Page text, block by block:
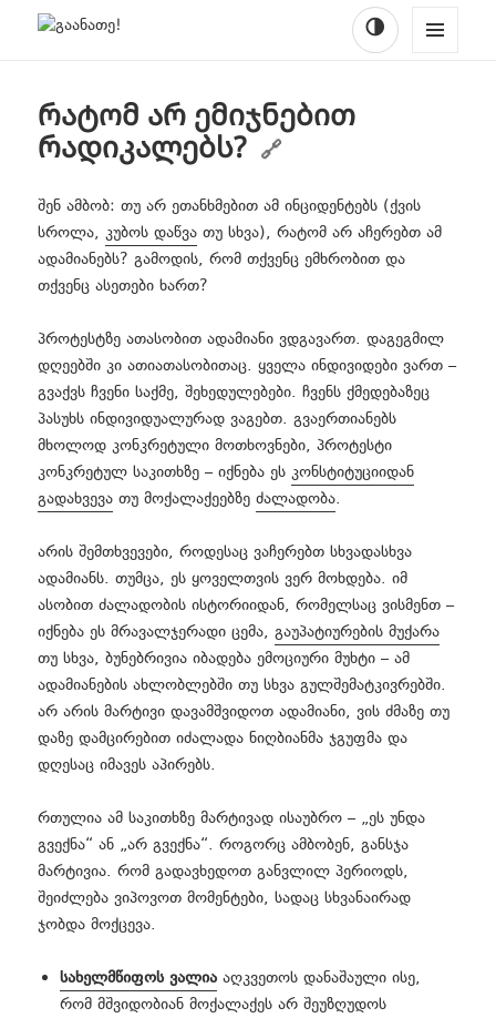
🌗ᲩᲐᲐᲑᲜᲔᲚᲔ
❗ გპასუხობთ შენიშვნებზე
🔥 აქტუალური
📜 მიმართვა
🤥 პროპაგანდა
🤝 შემოგვიერთდი
რატომ არ ემიჯნებით
რადიკალებს?
შენ ამბობ: თუ არ ეთანხმებით ამ ინციდენტებს (ქვის
სროლა,კუბოს დაწვა თუ სხვა), რატომ არ აჩერებთ ამ
ადამიანებს? გამოდის, რომ თქვენც ემხრობით და
თქვენც ასეთები ხართ?
პროტესტზე ათასობით ადამიანი ვდგავართ. დაგეგმილ
დღეებში კი ათიათასობითაც. ყველა ინდივიდები ვართ –
გვაქვს ჩვენი საქმე, შეხედულებები. ჩვენს ქმედებაზეც
პასუხს ინდივიდუალურად ვაგებთ. გვაერთიანებს
მხოლოდ კონკრეტული მოთხოვნები, პროტესტი
კონკრეტულ საკითხზე – იქნება ესკონსტიტუციიდან
გადახვევა თუ მოქალაქეებზეძალადობა.
არის შემთხვევები, როდესაც ვაჩერებთ სხვადასხვა
ადამიანს. თუმცა, ეს ყოველთვის ვერ მოხდება. იმ
ასობით ძალადობის ისტორიიდან, რომელსაც ვისმენთ –
იქნება ეს მრავალჯერადი ცემა,გაუპატიურების მუქარა
თუ სხვა, ბუნებრივია იბადება ემოციური მუხტი – ამ
ადამიანების ახლობლებში თუ სხვა გულშემატკივრებში.
არ არის მარტივი დავამშვიდოთ ადამიანი, ვის ძმაზე თუ
დაზე დამცირებით იძალადა ნიღბიანმა ჯგუფმა და
დღესაც იმავეს აპირებს.
რთულია ამ საკითხზე მარტივად ისაუბრო – „ეს უნდა
გვექნა“ ან „არ გვექნა“. როგორც ამბობენ, განსჯა
მარტივია. რომ გადავხედოთ განვლილ პერიოდს,
შეიძლება ვიპოვოთ მომენტები, სადაც სხვანაირად
ჯობდა მოქცევა.
სახელმწიფოს ვალია აღკვეთოს დანაშაული ისე,
რომ მშვიდობიან მოქალაქეს არ შეუზღუდოს